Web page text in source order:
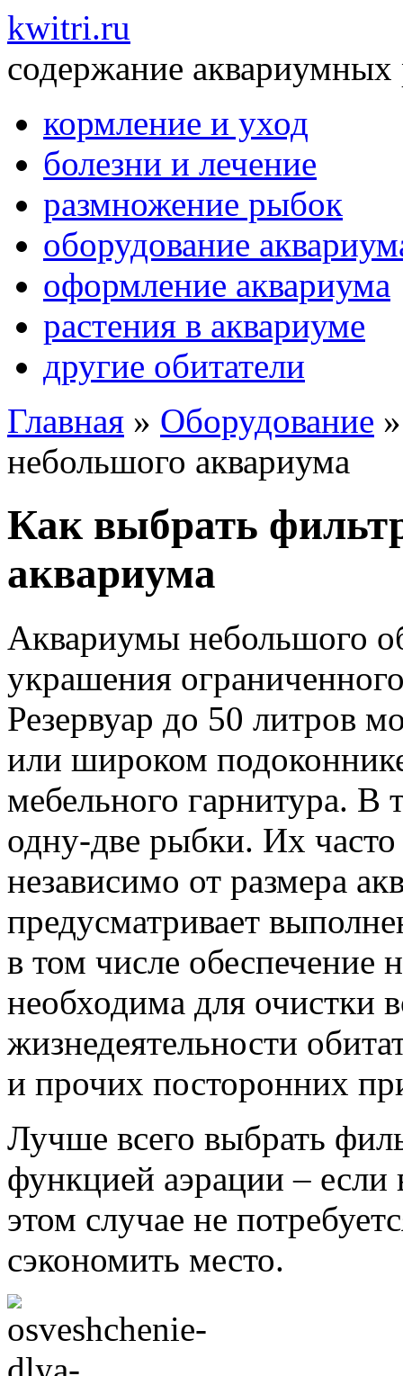
kwitri.ru
содержание
кормление и уход
болезни и лечение
размножение рыбок
оборудование
оформление аквариума
растения в аквариуме
другие обитатели
Главная » Оборудование
небольшого аквариума
Как выбрать
аквариума
Аквариумы небольшого
украшения
Резервуар до 50 литров
или широком
мебельного гарнитура. В
одну-две рыбки. Их
независимо от размера
предусматривает
в том числе
необходима для очистки
жизнедеятельности
и прочих посторонних
Лучше всего выбрать
функцией аэрации – если
этом случае не
сэкономить место.